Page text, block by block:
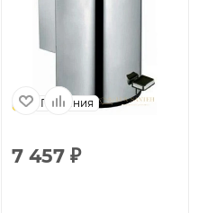
Германия
7 457 ₽